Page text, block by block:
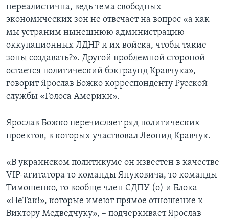
нереалистична, ведь тема свободных
экономических зон не отвечает на вопрос «а как
мы устраним нынешнюю администрацию
оккупационных ЛДНР и их войска, чтобы такие
зоны создавать?». Другой проблемной стороной
остается политический бэкграунд Кравчука», –
говорит Ярослав Божко корреспонденту Русской
службы «Голоса Америки».
Ярослав Божко перечисляет ряд политических
проектов, в которых участвовал Леонид Кравчук.
«В украинском политикуме он известен в качестве
VIP-агитатора то команды Януковича, то команды
Тимошенко, то вообще член СДПУ (о) и Блока
«НеТак!», которые имеют прямое отношение к
Виктору Медведчуку», – подчеркивает Ярослав